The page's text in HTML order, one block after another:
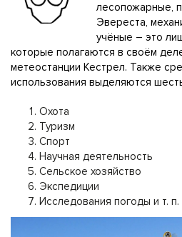
лесопожарные,
Эвереста,
учёные – это
которые полагаются в своём
метеостанции Кестрел. Также
использования выделяются
Охота
Туризм
Спорт
Научная деятельность
Сельское хозяйство
Экспедиции
Исследования погоды и т. п.